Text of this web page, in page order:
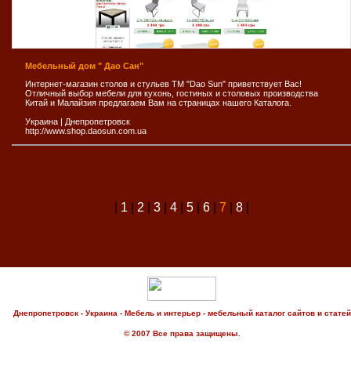
Мебельный дом " Дао Сан"
Интернет-магазин столов и стульев ТМ "Dao Sun" приветствует Вас!
Отличный выбор мебели для кухонь, гостиных и столовых производства
Китай и Малайзия предлагаем Вам на страницах нашего Каталога.
Украина | Днепропетровск
http://www.shop.daosun.com.ua
1 2 3| 4| 5| 6| 7 8|
Днепропетровск - Украина - Мебель и интерьер - мебельный каталог сайтов и статей
© 2007 Все права защищены.